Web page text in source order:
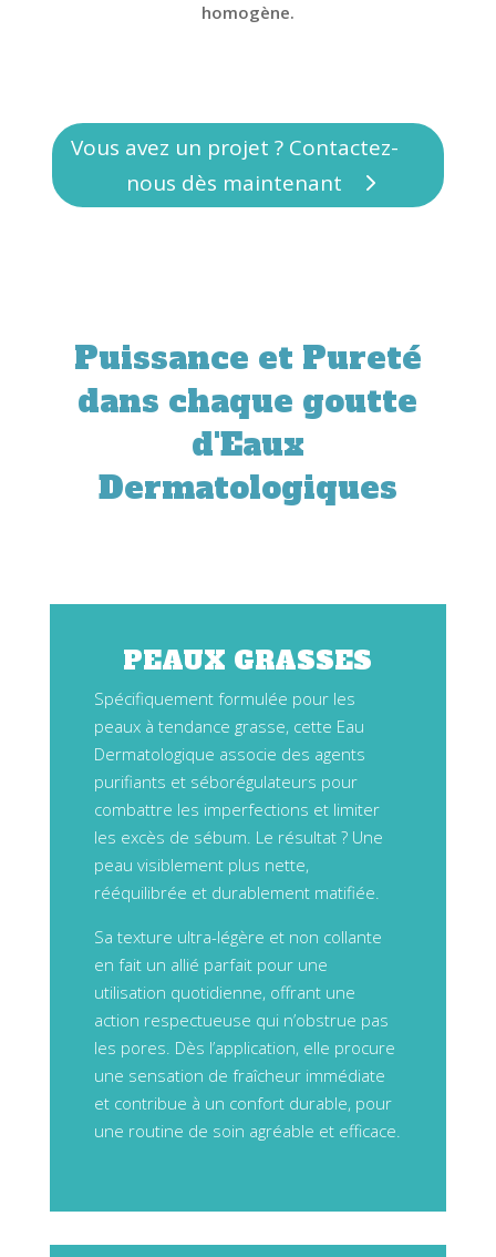
homogène.
Vous avez un projet ? Contactez-
nous dès maintenant
Puissance et Pureté
dans chaque goutte
d'Eaux
Dermatologiques
PEAUX GRASSES
Spécifiquement formulée pour les
peaux à tendance grasse, cette Eau
Dermatologique associe des agents
purifiants et séborégulateurs pour
combattre les imperfections et limiter
les excès de sébum. Le résultat ? Une
peau visiblement plus nette,
rééquilibrée et durablement matifiée.
Sa texture ultra-légère et non collante
en fait un allié parfait pour une
utilisation quotidienne, offrant une
action respectueuse qui n’obstrue pas
les pores. Dès l’application, elle procure
une sensation de fraîcheur immédiate
et contribue à un confort durable, pour
une routine de soin agréable et efficace.